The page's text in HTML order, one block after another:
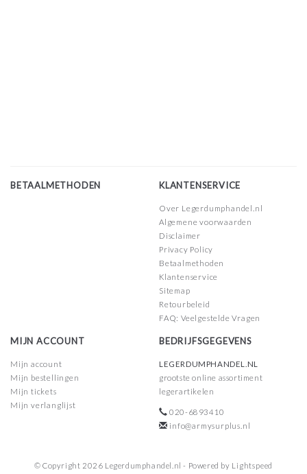
BETAALMETHODEN KLANTENSERVICE
Over Legerdumphandel.nl
Algemene voorwaarden
Disclaimer
Privacy Policy
Betaalmethoden
Klantenservice
Sitemap
Retourbeleid
FAQ: Veelgestelde Vragen
MIJN ACCOUNT
Mijn account
Mijn bestellingen
Mijn tickets
Mijn verlanglijst
BEDRIJFSGEGEVENS
LEGERDUMPHANDEL.NL
grootste online assortiment
legerartikelen
020-6893410
info@armysurplus.nl
© Copyright 2026 Legerdumphandel.nl - Powered by Lightspeed